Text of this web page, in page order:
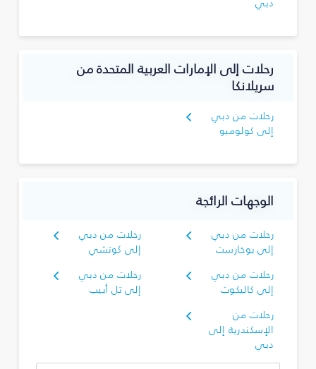
دبي
رحلات إلى الإمارات العربية المتحدة من
سريلانكا
رحلات من دبي
إلى كولومبو
الوجهات الرائجة
رحلات من دبي
إلى بوخارست
رحلات من دبي
إلى كوتشي
رحلات من دبي
إلى كاليكوت
رحلات من دبي
إلى تل أبيب
رحلات من
الإسكندرية إلى
دبي